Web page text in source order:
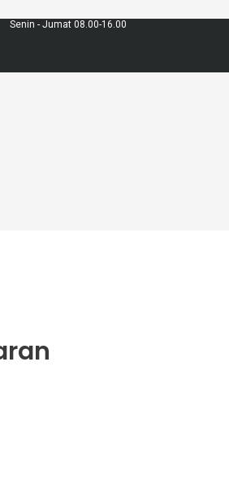
Senin - Jumat 08.00-16.00